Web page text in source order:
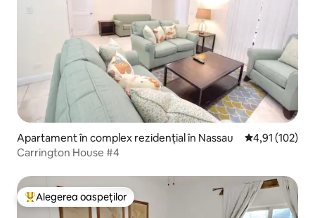
Apartament în complex rezidențial în Nassau Scor mediu
4,91 (102)
Carrington House #4
Locuință din topul categoriei Alegerea oaspeților
Alegerea oaspeților